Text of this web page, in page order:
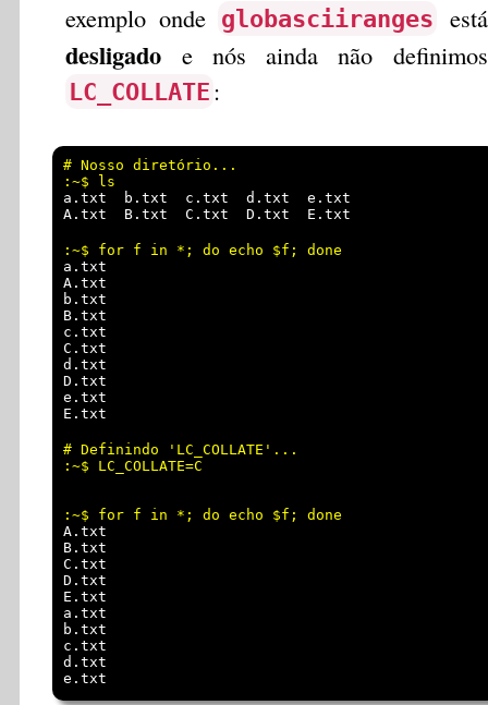
exemplo onde globasciiranges está
desligado e nós ainda não definimos
LC_COLLATE :
# Nosso diretório...
a.txt  b.txt  c.txt  d.txt  e.txt
a.txt
A.txt
b.txt
B.txt
c.txt
C.txt
d.txt
D.txt
e.txt
# Definindo 'LC_COLLATE'...
:~$ LC_COLLATE=C
A.txt
B.txt
C.txt
D.txt
E.txt
a.txt
b.txt
c.txt
d.txt